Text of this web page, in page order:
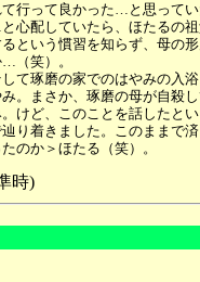
行って良かった…と思って
配していたら、ほたるの
という慣習を知らず、母の
（笑）。
て琢磨の家でのはやみの入
。まさか、琢磨の母が自殺
けど、このことを話した
り着きました。このままで済
のか＞ほたる（笑）。
時)